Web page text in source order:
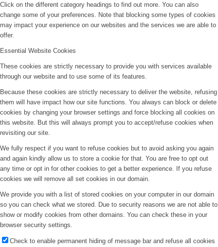
Click on the different category headings to find out more. You can also
change some of your preferences. Note that blocking some types of cookies
may impact your experience on our websites and the services we are able to
offer.
Essential Website Cookies
These cookies are strictly necessary to provide you with services available
through our website and to use some of its features.
Because these cookies are strictly necessary to deliver the website, refusing
them will have impact how our site functions. You always can block or delete
cookies by changing your browser settings and force blocking all cookies on
this website. But this will always prompt you to accept/refuse cookies when
revisiting our site.
We fully respect if you want to refuse cookies but to avoid asking you again
and again kindly allow us to store a cookie for that. You are free to opt out
any time or opt in for other cookies to get a better experience. If you refuse
cookies we will remove all set cookies in our domain.
We provide you with a list of stored cookies on your computer in our domain
so you can check what we stored. Due to security reasons we are not able to
show or modify cookies from other domains. You can check these in your
browser security settings.
Check to enable permanent hiding of message bar and refuse all cookies